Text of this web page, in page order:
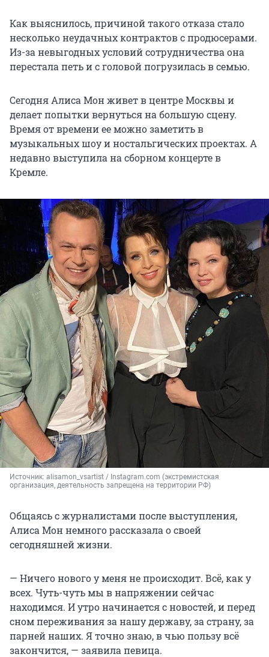
Как выяснилось, причиной такого отказа стало
несколько неудачных контрактов с продюсерами.
Из-за невыгодных условий сотрудничества она
перестала петь и с головой погрузилась в семью.
Сегодня Алиса Мон живет в центре Москвы и
делает попытки вернуться на большую сцену.
Время от времени ее можно заметить в
музыкальных шоу и ностальгических проектах. А
недавно выступила на сборном концерте в
Кремле.
Источник: alisamon_vsartist / Instagram.com (экстремистская
организация, деятельность запрещена на территории РФ)
Общаясь с журналистами после выступления,
Алиса Мон немного рассказала о своей
сегодняшней жизни.
— Ничего нового у меня не происходит. Всё, как у
всех. Чуть-чуть мы в напряжении сейчас
находимся. И утро начинается с новостей, и перед
сном переживания за нашу державу, за страну, за
парней наших. Я точно знаю, в чью пользу всё
закончится, — заявила певица.